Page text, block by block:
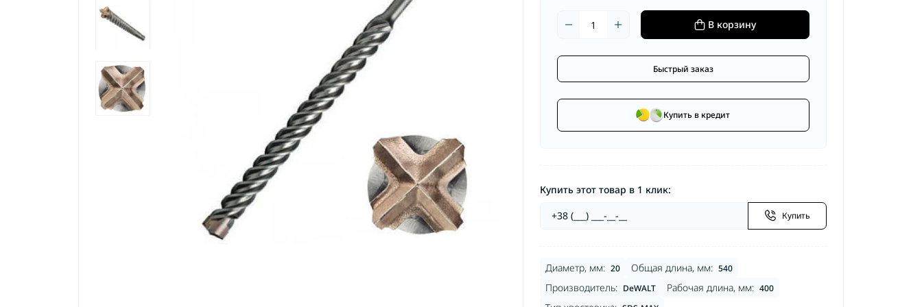
Перфораторы SDS-Plus
Опрыскиватели бензиновые
Деки косильные
Заточной инструмент
Райдеры
В корзину
Быстрый заказ
Купить в кредит
Купить этот товар в 1 клик:
Купить
Диаметр, мм: 20 Общая длина, мм: 540
Производитель: DeWALT Рабочая длина, мм: 400